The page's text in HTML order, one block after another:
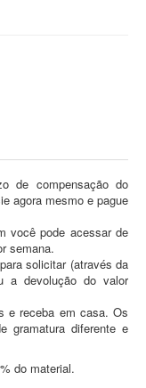
de compensação do
agora mesmo e pague
você pode acessar de
semana.
solicitar (através da
a devolução do valor
e receba em casa. Os
gramatura diferente e
do material.